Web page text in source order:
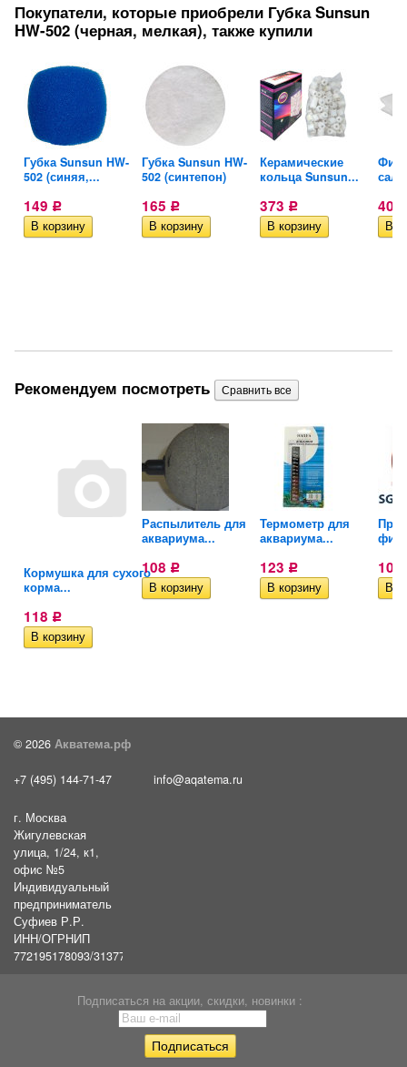
Покупатели, которые приобрели Губка Sunsun
HW-502 (черная, мелкая), также купили
Губка Sunsun HW-
502 (синяя,...
149 Р
Губка Sunsun HW-
502 (синтепон)
165 Р
Керамические
кольца Sunsun...
373 Р 407
Рекомендуем посмотреть
Кормушка для сухого
корма...
118 Р
Распылитель для
аквариума...
108 Р
Термометр для
аквариума...
123 Р 105
© 2026 Акватема.рф
+7 (495) 144-71-47 info@aqatema.ru
г. Москва
Жигулевская
улица, 1/24, к1,
офис №5
Индивидуальный
предприниматель
Суфиев Р.Р.
ИНН/ОГРНИП
772195178093/31377461610054
Подписаться на акции, скидки, новинки :